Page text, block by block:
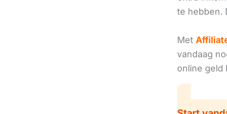
te hebben.
Met
vandaag
online geld